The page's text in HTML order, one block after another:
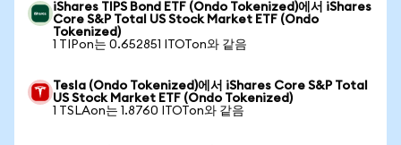
iShares TIPS Bond ETF (Ondo Tokenized)에서 iShares
Core S&P Total US Stock Market ETF (Ondo
Tokenized)
1 TIPon는 0.652851 ITOTon와 같음
Tesla (Ondo Tokenized)에서 iShares Core S&P Total
US Stock Market ETF (Ondo Tokenized)
1 TSLAon는 1.8760 ITOTon와 같음